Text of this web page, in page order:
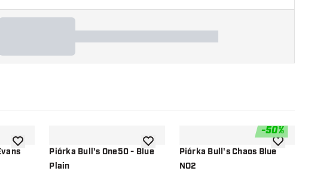
dodaj do listy życzeńPiórka Bull's One50 - Blue
Plain
dodaj do listy życzeń
-50%
Piórka Bull's Chaos Blue
NO2
dodaj do